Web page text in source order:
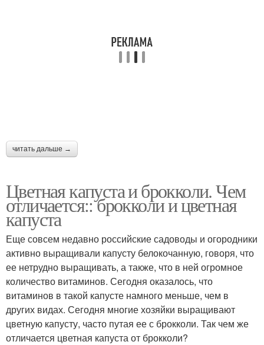
читать дальше →
Цветная капуста и брокколи. Чем
отличается:: брокколи и цветная
капуста
Еще совсем недавно российские садоводы и огородники
активно выращивали капусту белокочанную, говоря, что
ее нетрудно выращивать, а также, что в ней огромное
количество витаминов. Сегодня оказалось, что
витаминов в такой капусте намного меньше, чем в
других видах. Сегодня многие хозяйки выращивают
цветную капусту, часто путая ее с брокколи. Так чем же
отличается цветная капуста от брокколи?